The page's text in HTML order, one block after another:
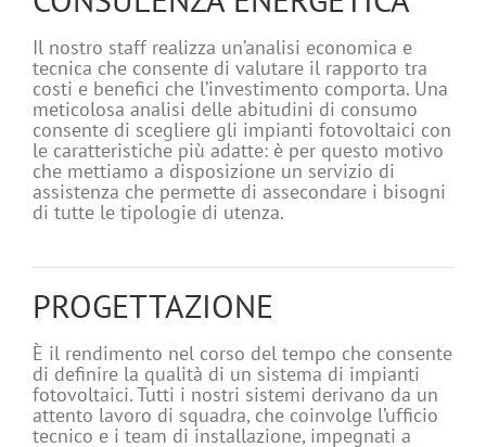
Il nostro staff realizza un’analisi economica e
tecnica che consente di valutare il rapporto tra
costi e benefici che l’investimento comporta. Una
meticolosa analisi delle abitudini di consumo
consente di scegliere gli impianti fotovoltaici con
le caratteristiche più adatte: è per questo motivo
che mettiamo a disposizione un servizio di
assistenza che permette di assecondare i bisogni
di tutte le tipologie di utenza.
PROGETTAZIONE
È il rendimento nel corso del tempo che consente
di definire la qualità di un sistema di impianti
fotovoltaici. Tutti i nostri sistemi derivano da un
attento lavoro di squadra, che coinvolge l’ufficio
tecnico e i team di installazione, impegnati a